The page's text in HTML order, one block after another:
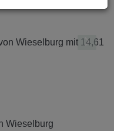
Wieselburg